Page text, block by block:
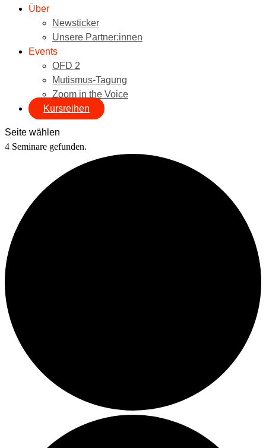
Über
Newsticker
Unsere Partner:innen
Events
OFD 2
Mutismus-Tagung
Zoom in the Voice
Kursreihen
Seite wählen
4 Seminare gefunden.